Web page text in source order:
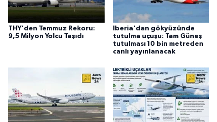
THY'den Temmuz Rekoru:
9,5 Milyon Yolcu Taşıdı
Iberia'dan gökyüzünde
tutulma uçuşu: Tam Güneş
tutulması 10 bin metreden
canlı yayınlanacak